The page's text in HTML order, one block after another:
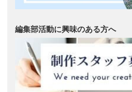
編集部活動に興味のある方へ